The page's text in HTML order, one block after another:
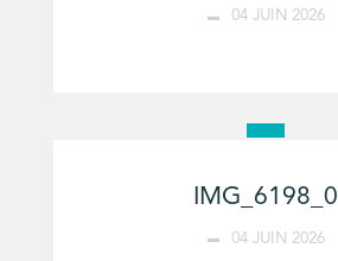
04 JUIN 2026
IMG_6198_0
04 JUIN 2026